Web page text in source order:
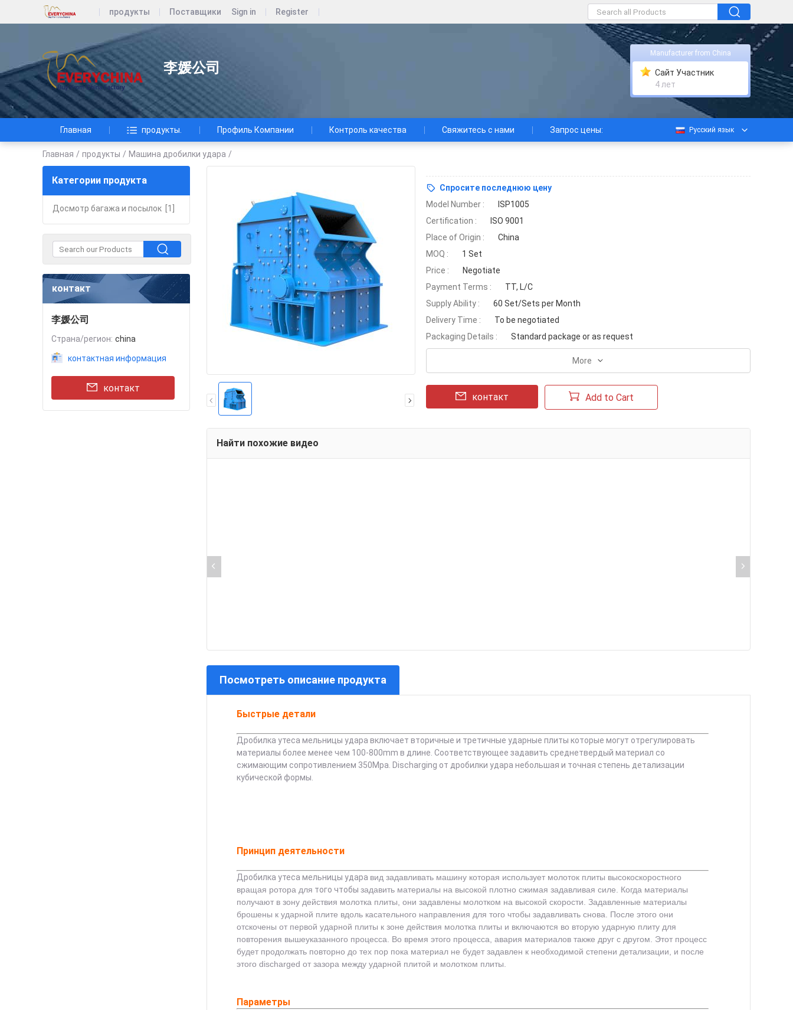
продукты Поставщики Sign in Register
李媛公司
Manufacturer from China
Сайт Участник
4 лет
Главная продукты. Профиль Компании Контроль качества Свяжитесь с нами Запрос цены: Русский язык
Главная / продукты / Машина дробилки удара /
Категории продукта
Досмотр багажа и посылок [1]
контакт
李媛公司
Страна/регион: china
контактная информация
контакт
Спросите последнюю цену
Model Number :
ISP1005
Certification :
ISO 9001
Place of Origin :
China
MOQ :
1 Set
Price :
Negotiate
Payment Terms :
TT, L/C
Supply Ability :
60 Set/Sets per Month
Delivery Time :
To be negotiated
Packaging Details :
Standard package or as request
More
контакт Add to Cart
Найти похожие видео
Посмотреть описание продукта
Быстрые детали
Дробилка утеса мельницы удара включает вторичные и третичные ударные плиты которые могут отрегулировать
материалы более менее чем 100-800mm в длине. Соответствующее задавить среднетвердый материал со
сжимающим сопротивлением 350Mpa. Discharging от дробилки удара небольшая и точная степень детализации
кубической формы.
Принцип деятельности
Дробилка утеса мельницы удара вид задавливать машину которая использует молоток плиты высокоскоростного
вращая ротора для того чтобы задавить материалы на высокой плотно сжимая задавливая силе. Когда материалы
получают в зону действия молотка плиты, они задавлены молотком на высокой скорости. Задавленные материалы
брошены к ударной плите вдоль касательного направления для того чтобы задавливать снова. После этого они
отскочены от первой ударной плиты к зоне действия молотка плиты и включаются во вторую ударную плиту для
повторения вышеуказанного процесса. Во время этого процесса, авария материалов также друг с другом. Этот процесс
будет продолжать повторно до тех пор пока материал не будет задавлен к необходимой степени детализации, и после
этого discharged от зазора между ударной плитой и молотком плиты.
Параметры